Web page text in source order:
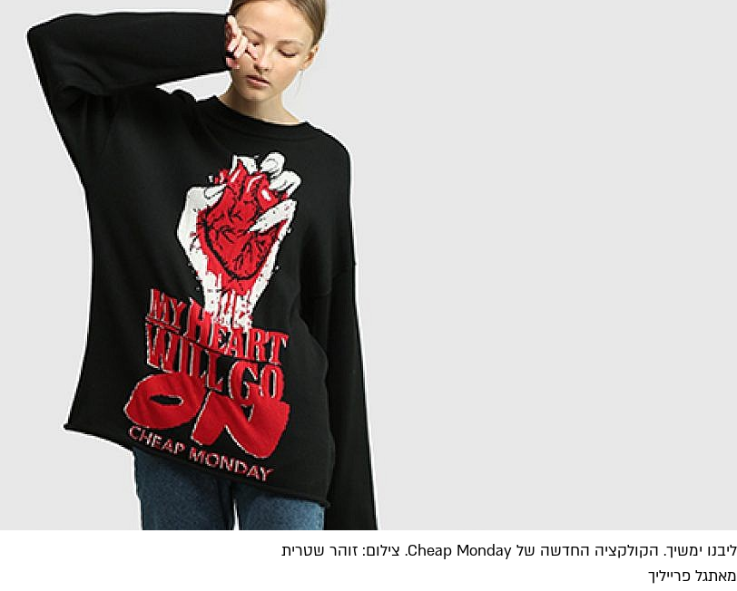
ליבנו ימשיך. הקולקציה החדשה של Cheap Monday. צילום: זוהר שטרית
מאתגל פרייליך